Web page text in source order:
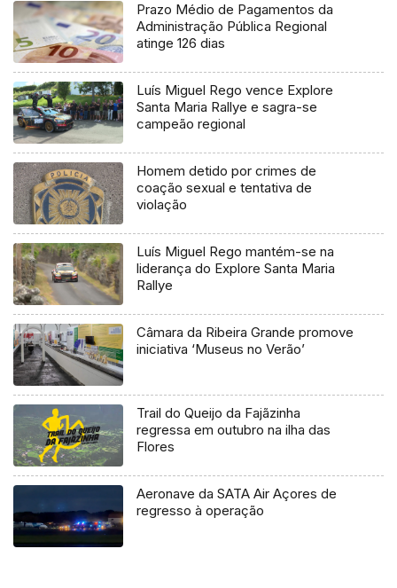
Prazo Médio de Pagamentos da
Administração Pública Regional
atinge 126 dias
Luís Miguel Rego vence Explore
Santa Maria Rallye e sagra-se
campeão regional
Homem detido por crimes de
coação sexual e tentativa de
violação
Luís Miguel Rego mantém-se na
liderança do Explore Santa Maria
Rallye
Câmara da Ribeira Grande promove
iniciativa ‘Museus no Verão’
Trail do Queijo da Fajãzinha
regressa em outubro na ilha das
Flores
Aeronave da SATA Air Açores de
regresso à operação